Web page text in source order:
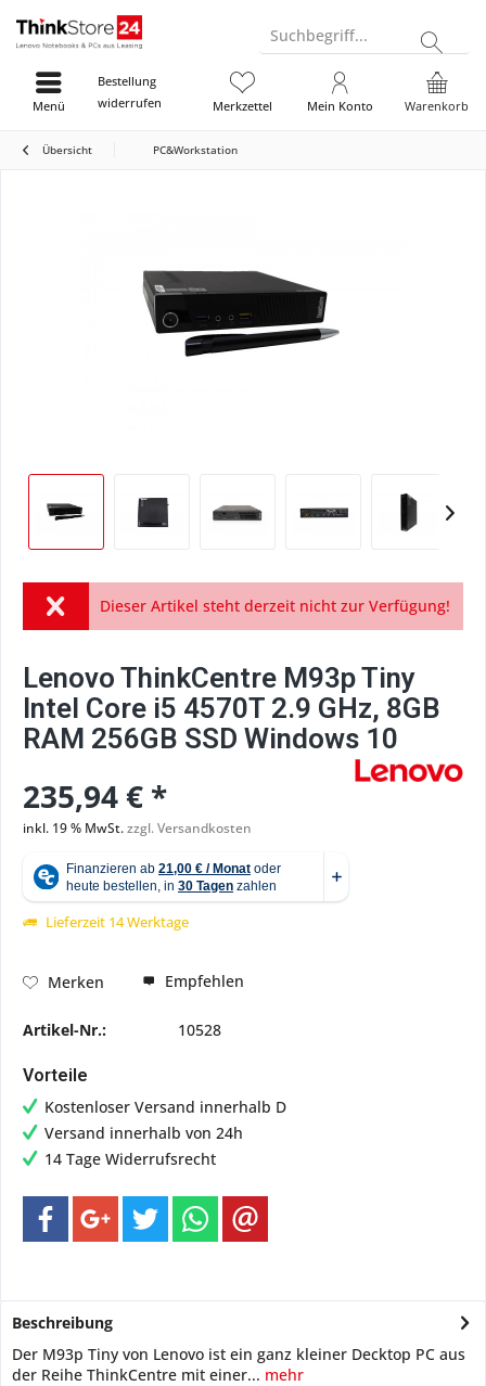
Suchbegriff...
Bestellung
widerrufen
Warenkorb
Merkzettel Mein Konto
Menü
Übersicht PC&Workstation
Dieser Artikel steht derzeit nicht zur Verfügung!
Lenovo ThinkCentre M93p Tiny
Intel Core i5 4570T 2.9 GHz, 8GB
RAM 256GB SSD Windows 10
235,94 € *
inkl. 19 % MwSt.zzgl. Versandkosten
Lieferzeit 14 Werktage
Merken Empfehlen
Artikel-Nr.: 10528
Vorteile
Kostenloser Versand innerhalb D
Versand innerhalb von 24h
14 Tage Widerrufsrecht
Beschreibung
Der M93p Tiny von Lenovo ist ein ganz kleiner Decktop PC aus
der Reihe ThinkCentre mit einer... mehr